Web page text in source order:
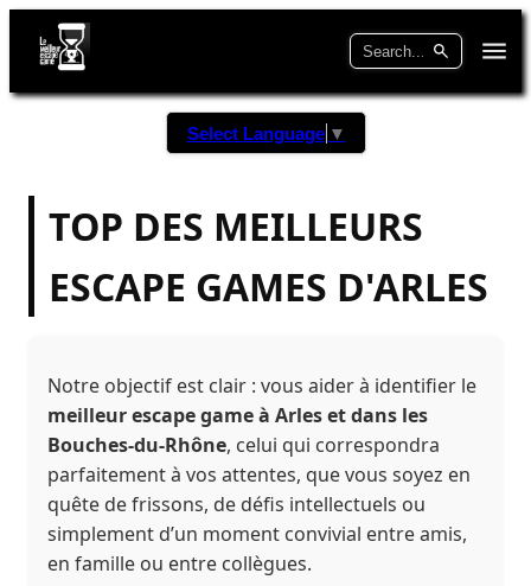
Select Language ▼
TOP DES MEILLEURS
ESCAPE GAMES D'ARLES
Notre objectif est clair : vous aider à identifier le
meilleur escape game à Arles et dans les
Bouches-du-Rhône, celui qui correspondra
parfaitement à vos attentes, que vous soyez en
quête de frissons, de défis intellectuels ou
simplement d’un moment convivial entre amis,
en famille ou entre collègues.